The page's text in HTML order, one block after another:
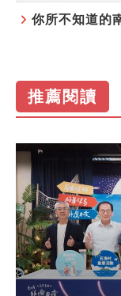
你所不知道的
推薦閱讀